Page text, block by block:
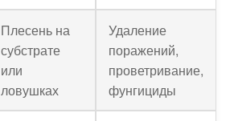
Плесень на
субстрате
или
ловушках
Удаление
поражений,
проветривание,
фунгициды